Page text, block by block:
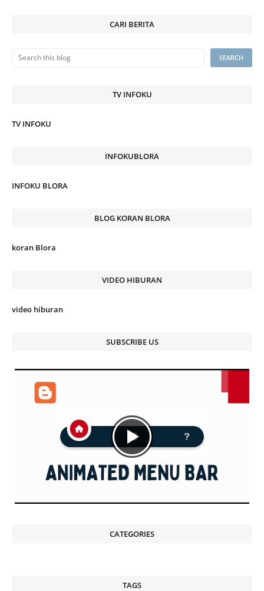
CARI BERITA
TV INFOKU
TV INFOKU
INFOKUBLORA
INFOKU BLORA
BLOG KORAN BLORA
koran Blora
VIDEO HIBURAN
video hiburan
SUBSCRIBE US
CATEGORIES
TAGS